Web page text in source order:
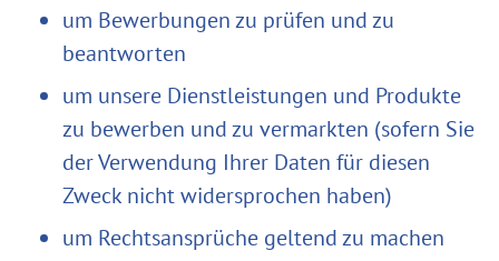
um Bewerbungen zu prüfen und zu
beantworten
um unsere Dienstleistungen und Produkte
zu bewerben und zu vermarkten (sofern Sie
der Verwendung Ihrer Daten für diesen
Zweck nicht widersprochen haben)
um Rechtsansprüche geltend zu machen